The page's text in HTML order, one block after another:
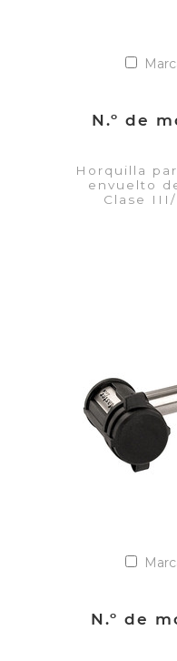
N.º de
Horquilla
envuelto
Clase
Añadir a
N.º de